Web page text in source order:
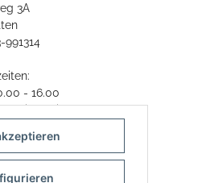
3A
991314
- 16.00